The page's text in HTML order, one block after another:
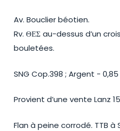
Av. Bouclier béotien.
Rv. ΘΕΣ au-dessus d’un
bouletées.
SNG Cop.398 ; Argent -
Provient d’une vente Lanz
Flan à peine corrodé. TTB à